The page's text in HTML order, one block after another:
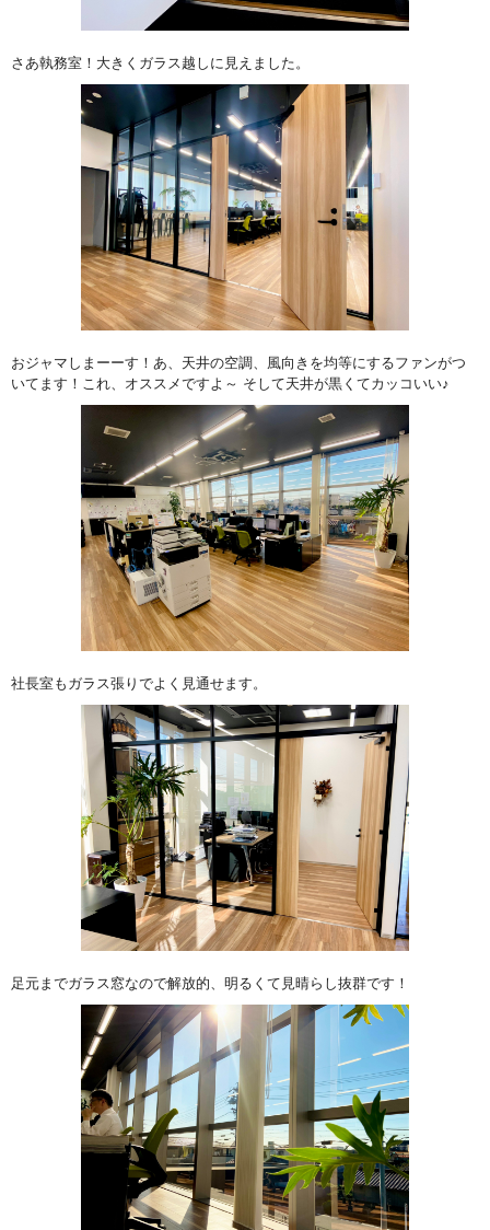
さあ執務室！大きくガラス越しに見えました。
おジャマしまーーす！あ、天井の空調、風向きを均等にするファンがつ
いてます！これ、オススメですよ～ そして天井が黒くてカッコいい♪
社長室もガラス張りでよく見通せます。
足元までガラス窓なので解放的、明るくて見晴らし抜群です！